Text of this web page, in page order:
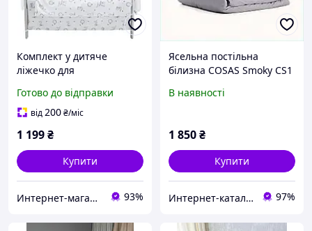
Комплект у дитяче
ліжечко для
білий (лисичка, ведмедик,
зайчик, олень)
Готово до відправки
від200₴/міс
1 199₴
Купити
Интернет-магазин "GLADYS" 93%
Ясельна постільна
білизна COSAS Smoky CS1
EM8A641791
В наявності
1 850₴
Купити
Интернет-кат​алог с​ки​​д​​​ок "ElenaShop" 97%